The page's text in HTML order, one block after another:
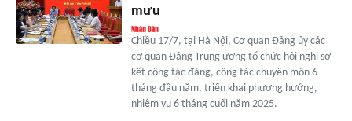
mưu
Chiều 17/7, tại Hà Nội, Cơ quan Đảng ủy các
cơ quan Đảng Trung ương tổ chức hội nghị sơ
kết công tác đảng, công tác chuyên môn 6
tháng đầu năm, triển khai phương hướng,
nhiệm vụ 6 tháng cuối năm 2025.